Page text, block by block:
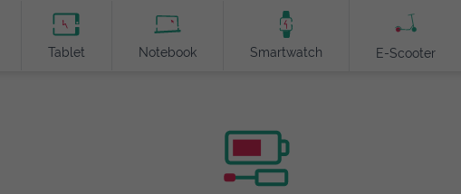
Tablet Notebook Smartwatch E-Scooter